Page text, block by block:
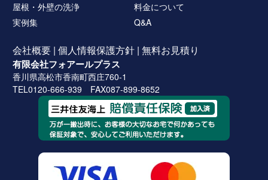
屋根・外壁の洗浄
料金について
実例集
Q&A
会社概要| 個人情報保護方針| 無料お見積り
有限会社フォアールプラス
香川県高松市香南町西庄760-1
TEL0120-666-939 FAX087-899-8652